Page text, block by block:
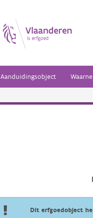
Aanduidingsobject
Dit erfgoedobject